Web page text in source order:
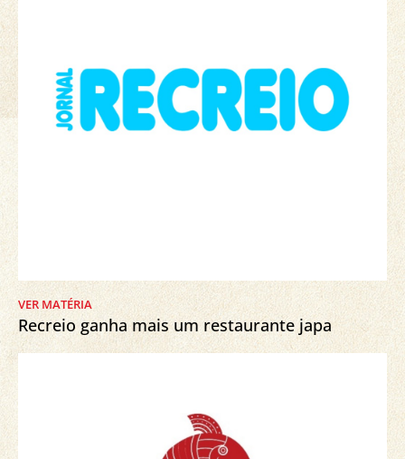
VER MATÉRIA
Recreio ganha mais um restaurante japa